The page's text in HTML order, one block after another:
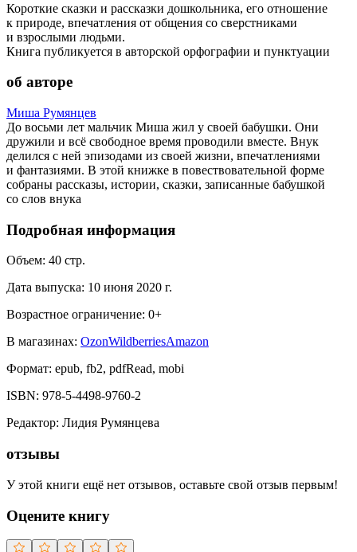
Короткие сказки и рассказки дошкольника, его отношение
к природе, впечатления от общения со сверстниками
и взрослыми людьми.
Книга публикуется в авторской орфографии и пунктуации
об авторе
Миша Румянцев
До восьми лет мальчик Миша жил у своей бабушки. Они
дружили и всё свободное время проводили вместе. Внук
делился с ней эпизодами из своей жизни, впечатлениями
и фантазиями. В этой книжке в повествовательной форме
собраны рассказы, истории, сказки, записанные бабушкой
со слов внука
Подробная информация
Объем: 40 стр.
Дата выпуска: 10 июня 2020 г.
Возрастное ограничение: 0+
В магазинах: OzonWildberriesAmazon
Формат: epub, fb2, pdfRead, mobi
ISBN: 978-5-4498-9760-2
Редактор: Лидия Румянцева
отзывы
У этой книги ещё нет отзывов, оставьте свой отзыв первым!
Оцените книгу